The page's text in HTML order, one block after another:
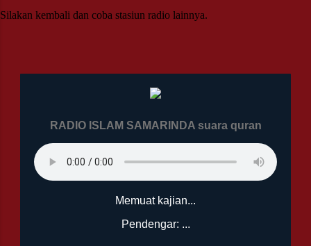
RADIO ISLAM SAMARINDA suara quran
Memuat kajian...
Pendengar: ...